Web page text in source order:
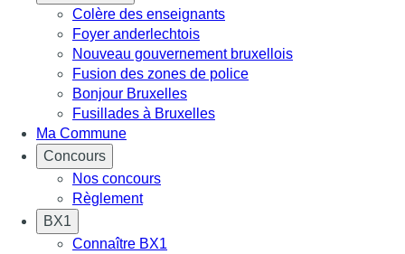
Colère des enseignants
Foyer anderlechtois
Nouveau gouvernement bruxellois
Fusion des zones de police
Bonjour Bruxelles
Fusillades à Bruxelles
Ma Commune
Concours
Nos concours
Règlement
BX1
Connaître BX1